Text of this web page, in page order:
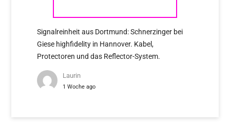
Signalreinheit aus Dortmund: Schnerzinger bei
Giese highfidelity in Hannover. Kabel,
Protectoren und das Reflector-System.
Laurin
1 Woche ago